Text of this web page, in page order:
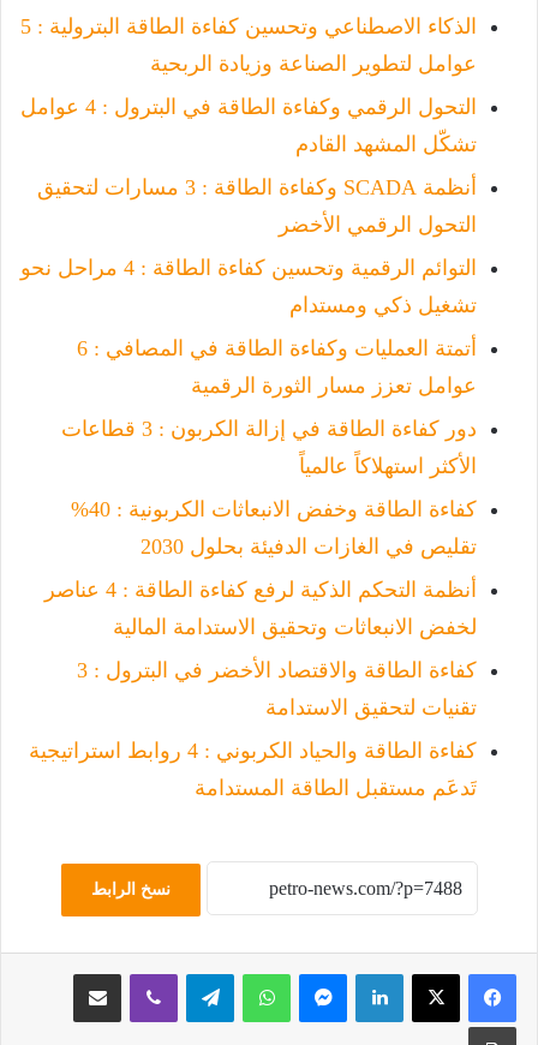
الذكاء الاصطناعي وتحسين كفاءة الطاقة البترولية : 5
عوامل لتطوير الصناعة وزيادة الربحية
التحول الرقمي وكفاءة الطاقة في البترول : 4 عوامل
تشكّل المشهد القادم
أنظمة SCADA وكفاءة الطاقة : 3 مسارات لتحقيق
التحول الرقمي الأخضر
التوائم الرقمية وتحسين كفاءة الطاقة : 4 مراحل نحو
تشغيل ذكي ومستدام
أتمتة العمليات وكفاءة الطاقة في المصافي : 6
عوامل تعزز مسار الثورة الرقمية
دور كفاءة الطاقة في إزالة الكربون : 3 قطاعات
الأكثر استهلاكاً عالمياً
كفاءة الطاقة وخفض الانبعاثات الكربونية : 40%
تقليص في الغازات الدفيئة بحلول 2030
أنظمة التحكم الذكية لرفع كفاءة الطاقة : 4 عناصر
لخفض الانبعاثات وتحقيق الاستدامة المالية
كفاءة الطاقة والاقتصاد الأخضر في البترول : 3
تقنيات لتحقيق الاستدامة
كفاءة الطاقة والحياد الكربوني : 4 روابط استراتيجية
تَدعَم مستقبل الطاقة المستدامة
نسخ الرابط
لينكدإن ماسنجر واتساب تيلقرام ڤايبر مشاركة عبر البريد
طباعة